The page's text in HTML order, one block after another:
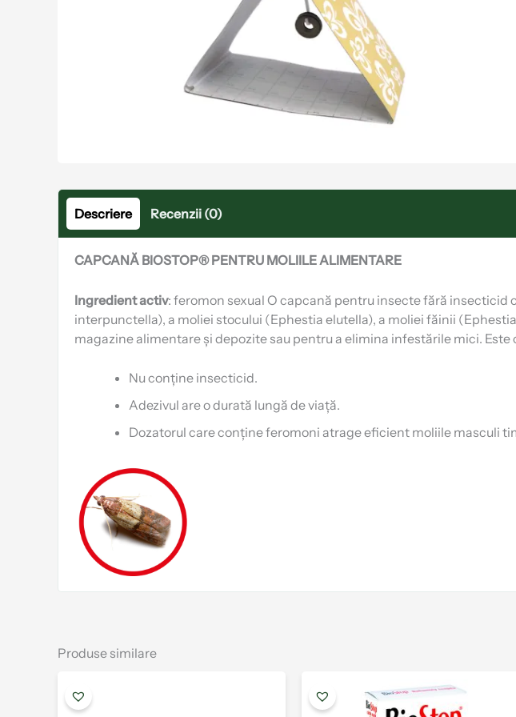
Descriere Recenzii (0)
CAPCANĂ BIOSTOP® PENTRU MOLIILE ALIMENTARE
Ingredient activ: feromon sexual O capcană pentru insecte fără
interpunctella), a moliei stocului (Ephestia elutella), a moliei făinii
magazine alimentare și depozite sau pentru a elimina infestările mici.
Nu conține insecticid.
Adezivul are o durată lungă de viață.
Dozatorul care conține feromoni atrage eficient moliile masculi
Produse similare